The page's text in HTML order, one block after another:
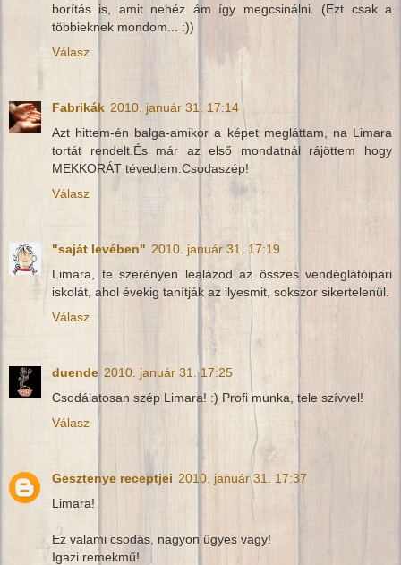
borítás is, amit nehéz ám így megcsinálni. (Ezt csak a
többieknek mondom... :))
Válasz
Fabrikák 2010. január 31. 17:14
Azt hittem-én balga-amikor a képet megláttam, na Limara
tortát rendelt.És már az első mondatnál rájöttem hogy
MEKKORÁT tévedtem.Csodaszép!
Válasz
"saját levében" 2010. január 31. 17:19
Limara, te szerényen lealázod az összes vendéglátóipari
iskolát, ahol évekig tanítják az ilyesmit, sokszor sikertelenül.
Válasz
duende 2010. január 31. 17:25
Csodálatosan szép Limara! :) Profi munka, tele szívvel!
Válasz
Gesztenye receptjei 2010. január 31. 17:37
Limara!
Ez valami csodás, nagyon ügyes vagy!
Igazi remekmű!